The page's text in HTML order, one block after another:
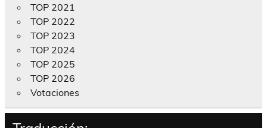
TOP 2021
TOP 2022
TOP 2023
TOP 2024
TOP 2025
TOP 2026
Votaciones